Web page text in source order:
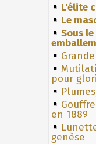
L'élite
Le
Sous
pour
en 1889
genèse